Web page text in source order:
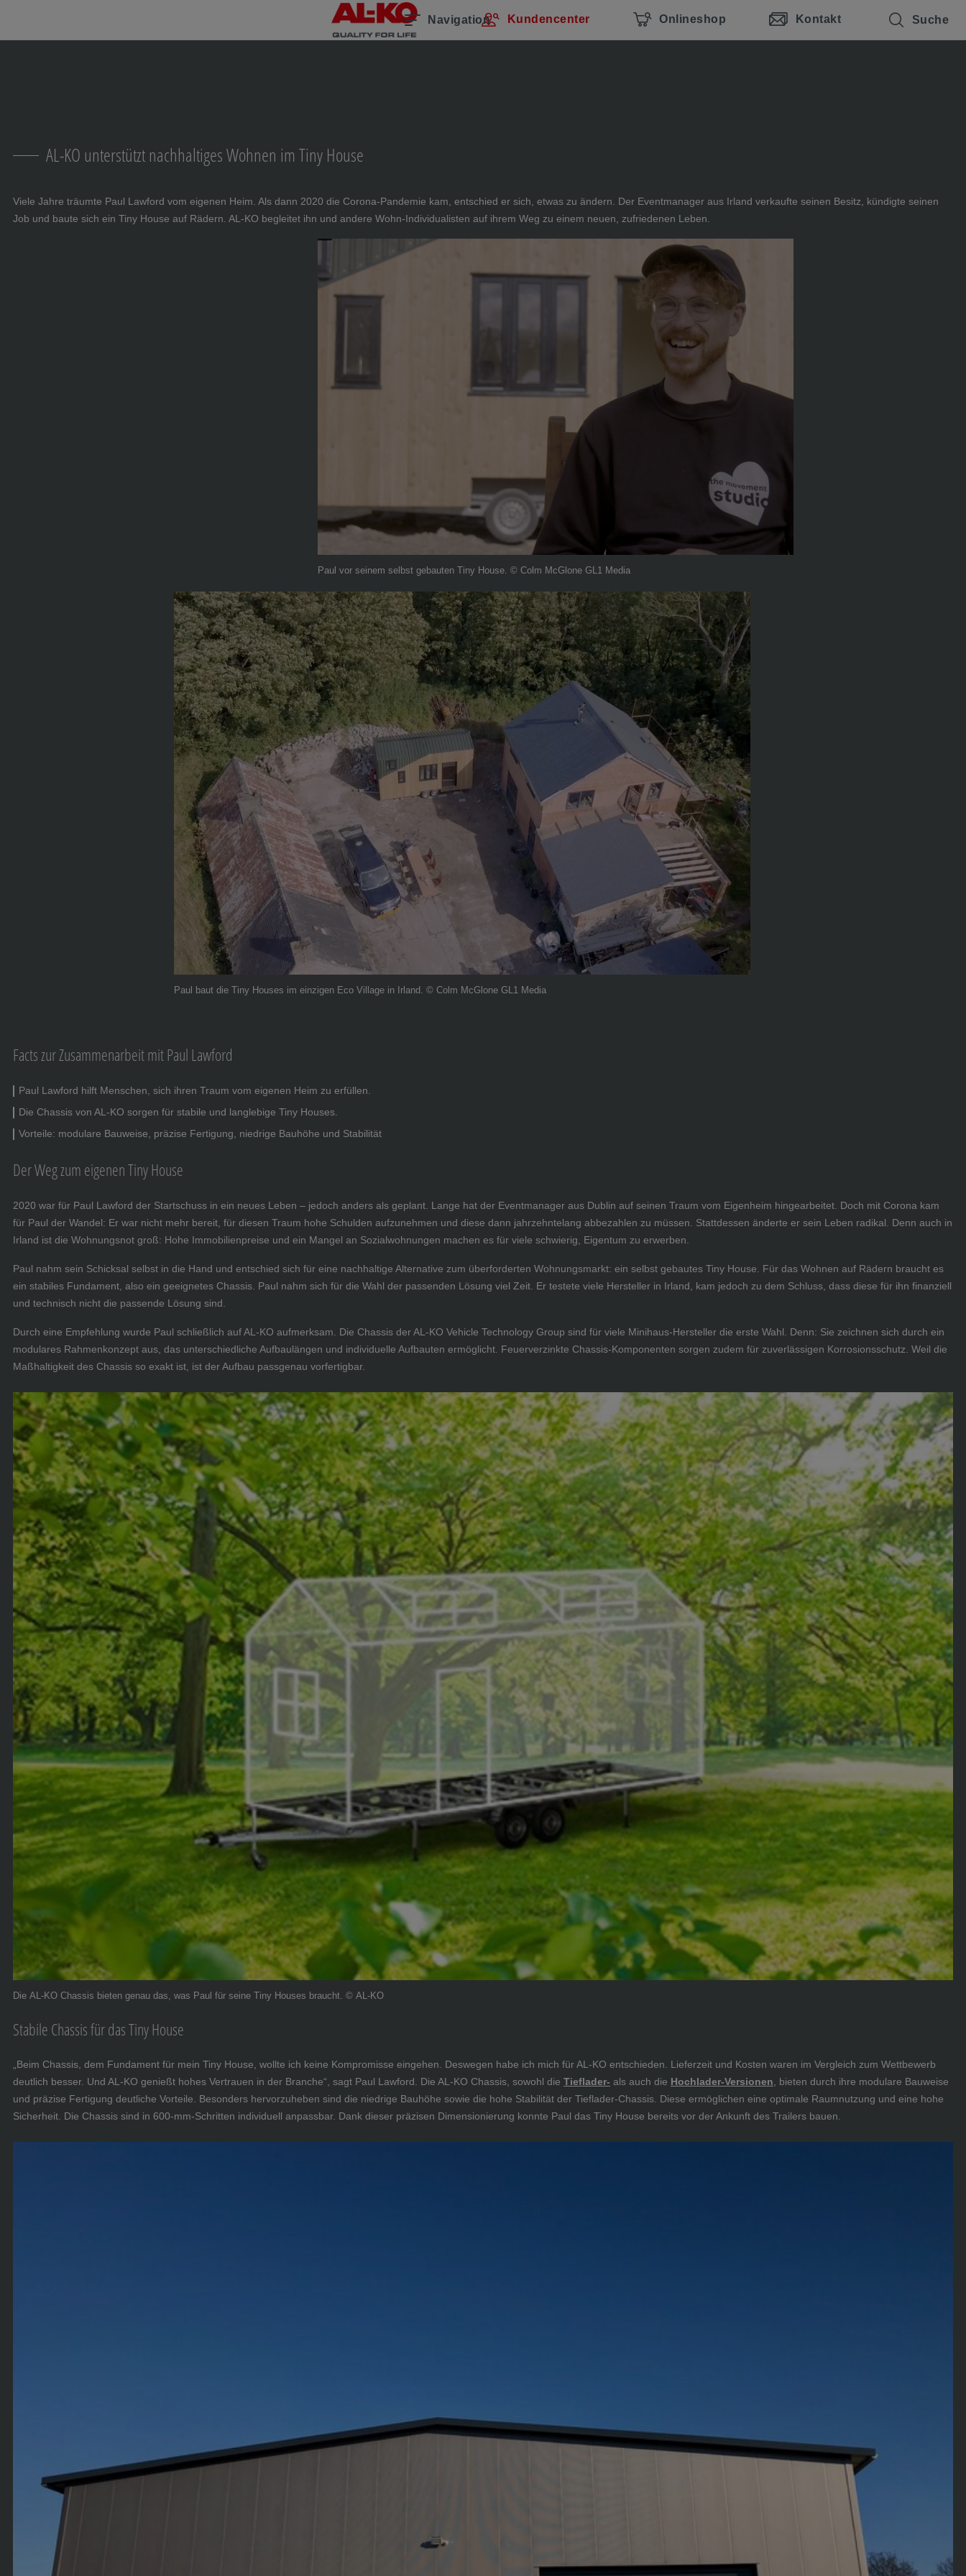
Navigation Kundencenter Onlineshop Kontakt Suche
AL-KO unterstützt nachhaltiges Wohnen im Tiny House
Viele Jahre träumte Paul Lawford vom eigenen Heim. Als dann 2020 die Corona-Pandemie kam, entschied er sich, etwas zu ändern. Der Eventmanager aus Irland verkaufte seinen Besitz, kündigte seinen
Job und baute sich ein Tiny House auf Rädern. AL-KO begleitet ihn und andere Wohn-Individualisten auf ihrem Weg zu einem neuen, zufriedenen Leben.
Paul vor seinem selbst gebauten Tiny House. © Colm McGlone GL1 Media
Paul baut die Tiny Houses im einzigen Eco Village in Irland. © Colm McGlone GL1 Media
Facts zur Zusammenarbeit mit Paul Lawford
Paul Lawford hilft Menschen, sich ihren Traum vom eigenen Heim zu erfüllen.
Die Chassis von AL-KO sorgen für stabile und langlebige Tiny Houses.
Vorteile: modulare Bauweise, präzise Fertigung, niedrige Bauhöhe und Stabilität
Der Weg zum eigenen Tiny House
2020 war für Paul Lawford der Startschuss in ein neues Leben – jedoch anders als geplant. Lange hat der Eventmanager aus Dublin auf seinen Traum vom Eigenheim hingearbeitet. Doch mit Corona kam
für Paul der Wandel: Er war nicht mehr bereit, für diesen Traum hohe Schulden aufzunehmen und diese dann jahrzehntelang abbezahlen zu müssen. Stattdessen änderte er sein Leben radikal. Denn auch in
Irland ist die Wohnungsnot groß: Hohe Immobilienpreise und ein Mangel an Sozialwohnungen machen es für viele schwierig, Eigentum zu erwerben.
Paul nahm sein Schicksal selbst in die Hand und entschied sich für eine nachhaltige Alternative zum überforderten Wohnungsmarkt: ein selbst gebautes Tiny House. Für das Wohnen auf Rädern braucht es
ein stabiles Fundament, also ein geeignetes Chassis. Paul nahm sich für die Wahl der passenden Lösung viel Zeit. Er testete viele Hersteller in Irland, kam jedoch zu dem Schluss, dass diese für ihn finanziell
und technisch nicht die passende Lösung sind.
Durch eine Empfehlung wurde Paul schließlich auf AL-KO aufmerksam. Die Chassis der AL-KO Vehicle Technology Group sind für viele Minihaus-Hersteller die erste Wahl. Denn: Sie zeichnen sich durch ein
modulares Rahmenkonzept aus, das unterschiedliche Aufbaulängen und individuelle Aufbauten ermöglicht. Feuerverzinkte Chassis-Komponenten sorgen zudem für zuverlässigen Korrosionsschutz. Weil die
Maßhaltigkeit des Chassis so exakt ist, ist der Aufbau passgenau vorfertigbar.
Stabile Chassis für das Tiny House
„Beim Chassis, dem Fundament für mein Tiny House, wollte ich keine Kompromisse eingehen. Deswegen habe ich mich für AL-KO entschieden. Lieferzeit und Kosten waren im Vergleich zum Wettbewerb
deutlich besser. Und AL-KO genießt hohes Vertrauen in der Branche“, sagt Paul Lawford. Die AL-KO Chassis, sowohl die Tieflader- als auch die Hochlader-Versionen , bieten durch ihre modulare Bauweise
und präzise Fertigung deutliche Vorteile. Besonders hervorzuheben sind die niedrige Bauhöhe sowie die hohe Stabilität der Tieflader-Chassis. Diese ermöglichen eine optimale Raumnutzung und eine hohe
Sicherheit. Die Chassis sind in 600-mm-Schritten individuell anpassbar. Dank dieser präzisen Dimensionierung konnte Paul das Tiny House bereits vor der Ankunft des Trailers bauen.
Die AL-KO Chassis bieten genau das, was Paul für seine Tiny Houses braucht. © AL-KO